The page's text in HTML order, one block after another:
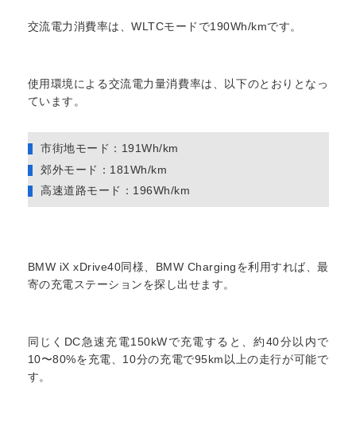
交流電力消費率は、WLTCモードで190Wh/kmです。
使用環境による交流電力量消費率は、以下のとおりとなっ
ています。
市街地モード：191Wh/km
郊外モード：181Wh/km
高速道路モード：196Wh/km
BMW iX xDrive40同様、BMW Chargingを利用すれば、最
寄の充電ステーションを探し出せます。
同じくDC急速充電150kWで充電すると、約40分以内で
10〜80%を充電、10分の充電で95km以上の走行が可能で
す。